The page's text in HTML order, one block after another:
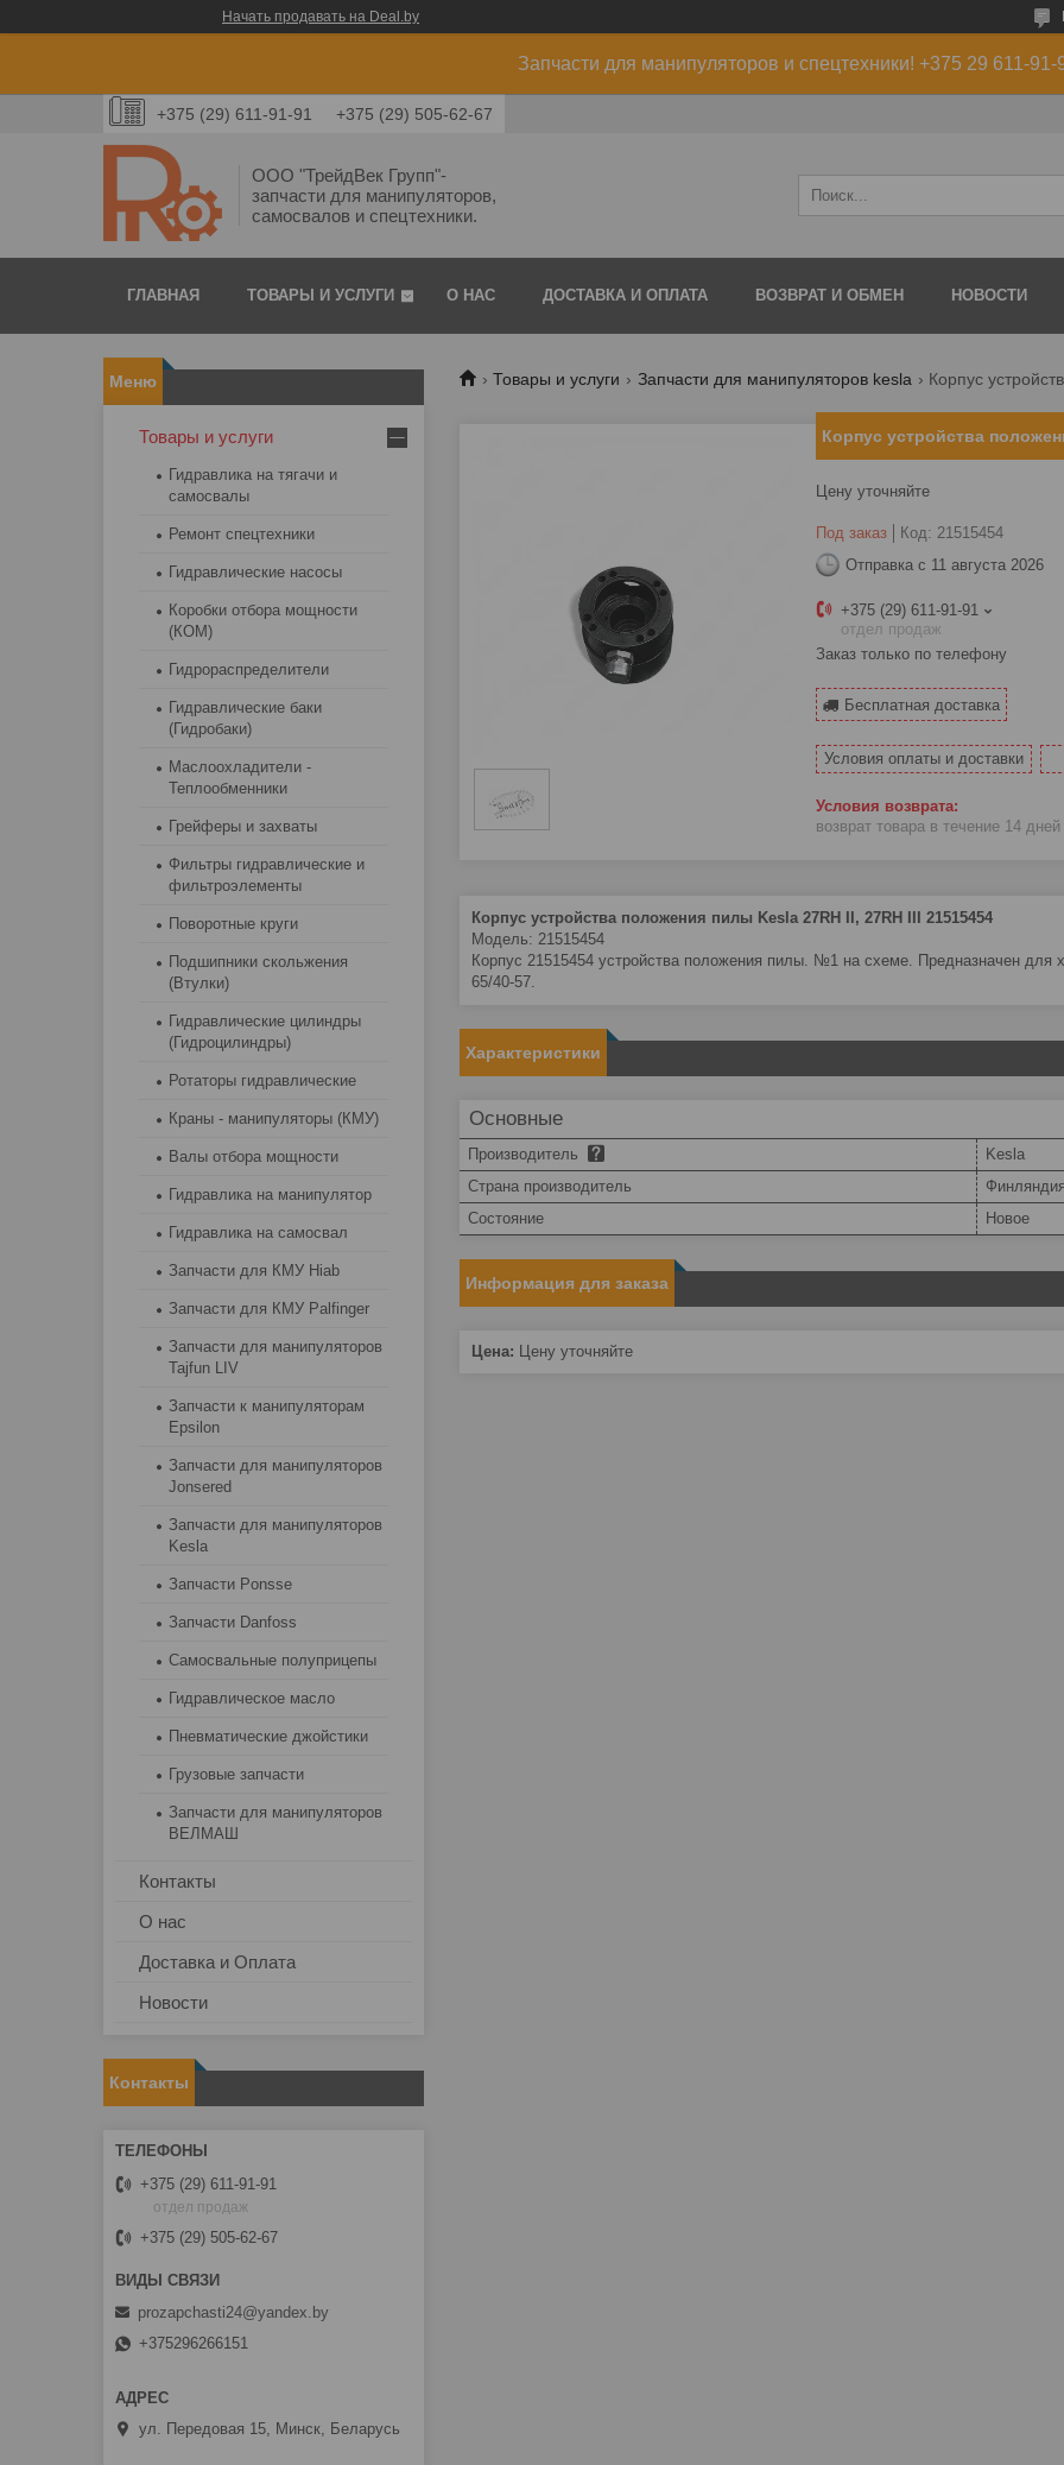
Начать продавать на Deal.by
Запчасти для манипуляторов и спецтехники! +375 29 611-91-
+375 (29) 611-91-91 +375 (29) 505-62-67
ООО "ТрейдВек Групп"-
запчасти для манипуляторов,
самосвалов и спецтехники.
ГЛАВНАЯ ТОВАРЫ И УСЛУГИ О НАС ДОСТАВКА И ОПЛАТА ВОЗВРАТ И ОБМЕН НОВОСТИ
Товары и услуги Запчасти для манипуляторов kesla Корпус
Корпус устройства
Цену уточняйте
Под заказ Код: 21515454
Отправка с 11 августа 2026
+375 (29) 611-91-91
отдел продаж
Заказ только по телефону
Бесплатная доставка
Условия оплаты и доставки
возврат товара в течение 14 дней
Корпус устройства положения пилы Kesla 27RH II, 27RH III
21515454
Модель: 21515454
Корпус 21515454 устройства положения пилы. №1 на схеме. Предназначен для
65/40-57.
Характеристики
Основные
Производитель
Kesla
Страна производитель
Состояние
Новое
Информация для заказа
Цена: Цену уточняйте
Товары и услуги
Гидравлика на тягачи и
самосвалы
Ремонт спецтехники
Гидравлические насосы
Коробки отбора мощности
(КОМ)
Гидрораспределители
Гидравлические баки
(Гидробаки)
Маслоохладители -
Теплообменники
Грейферы и захваты
Фильтры гидравлические и
фильтроэлементы
Поворотные круги
Подшипники скольжения
(Втулки)
Гидравлические цилиндры
(Гидроцилиндры)
Ротаторы гидравлические
Краны - манипуляторы (КМУ)
Валы отбора мощности
Гидравлика на манипулятор
Гидравлика на самосвал
Запчасти для КМУ Hiab
Запчасти для КМУ Palfinger
Запчасти для манипуляторов
Tajfun LIV
Запчасти к манипуляторам
Epsilon
Запчасти для манипуляторов
Jonsered
Запчасти для манипуляторов
Kesla
Запчасти Ponsse
Запчасти Danfoss
Самосвальные полуприцепы
Гидравлическое масло
Пневматические джойстики
Грузовые запчасти
Запчасти для манипуляторов
ВЕЛМАШ
Контакты
О нас
Доставка и Оплата
Новости
Контакты
+375 (29) 611-91-91
отдел продаж
+375 (29) 505-62-67
prozapchasti24@yandex.by
+375296266151
ул. Передовая 15, Минск, Беларусь